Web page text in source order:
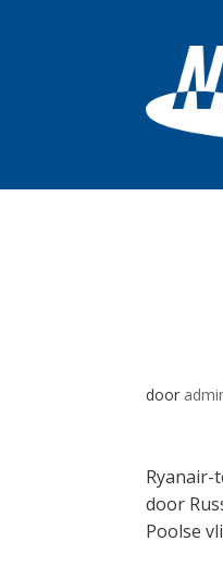
door
Ryanair-
door
Poolse